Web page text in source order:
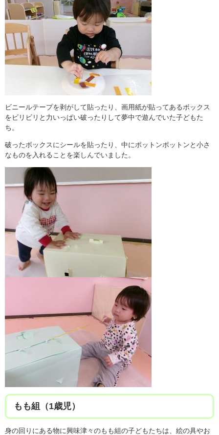
ビニールテープを剥がして貼ったり、画用紙が貼ってあるボックス
をビリビリと力いっぱい破ったりして夢中で遊んでいた子どもた
ち。
破ったボックスにシールを貼ったり、中にポットンポットンと小さ
なものを入れることを楽しんでいました。
もも組（1歳児）
身の回りにある物に興味津々のもも組の子どもたちは、絵の具やお